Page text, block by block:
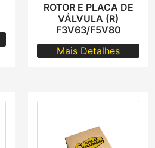
ROTOR E PLACA DE
VÁLVULA (R)
F3V63/F5V80
Mais Detalhes